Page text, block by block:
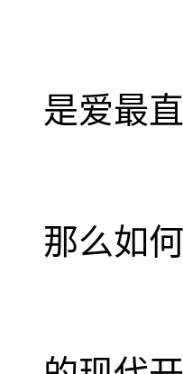
是爱最
那么如